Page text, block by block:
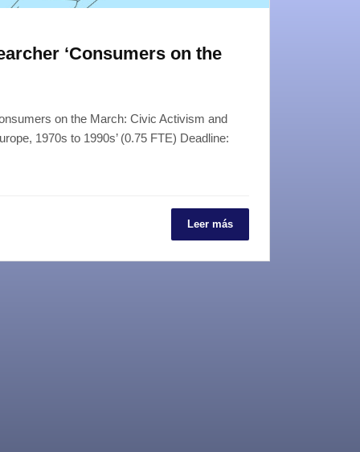
‘Consumers on the
on the March: Civic Activism and
1970s to 1990s’ (0.75 FTE) Deadline:
Leer más